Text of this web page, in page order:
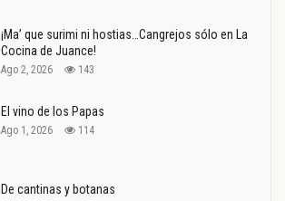
¡Ma’ que surimi ni hostias…Cangrejos sólo en La
Cocina de Juance!
Ago 2, 2026 143
El vino de los Papas
Ago 1, 2026 114
De cantinas y botanas